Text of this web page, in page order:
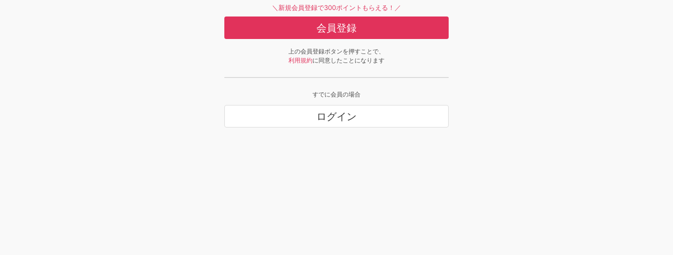
＼新規会員登録で300ポイントもらえる！／
会員登録
上の会員登録ボタンを押すことで、
利用規約に同意したことになります
すでに会員の場合
ログイン